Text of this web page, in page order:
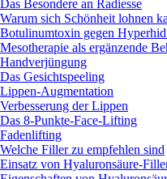
Das Besondere an Radiesse
Warum sich Schönheit lohnen
Botulinumtoxin gegen
Mesotherapie als ergänzende
Handverjüngung
Das Gesichtspeeling
Lippen-Augmentation
Verbesserung der Lippen
Das 8-Punkte-Face-Lifting
Fadenlifting
Welche Filler zu empfehlen sind
Einsatz von Hyaluronsäure-